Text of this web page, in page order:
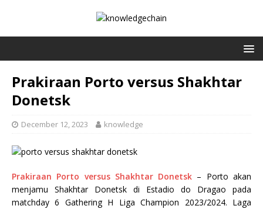
Prakiraan Porto versus Shakhtar
Donetsk
December 12, 2023 knowledge
Prakiraan Porto versus Shakhtar Donetsk – Porto akan
menjamu Shakhtar Donetsk di Estadio do Dragao pada
matchday 6 Gathering H Liga Champion 2023/2024. Laga